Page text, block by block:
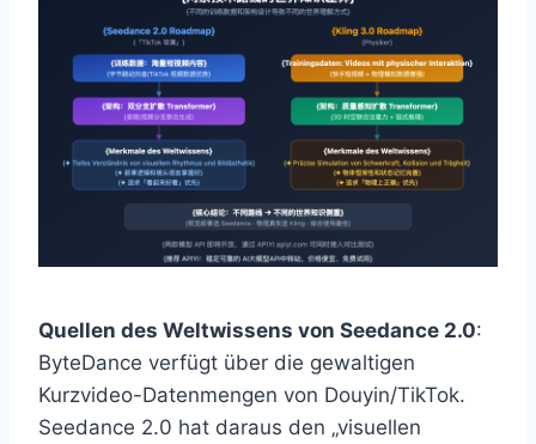
Quellen des Weltwissens von Seedance 2.0:
ByteDance verfügt über die gewaltigen
Kurzvideo-Datenmengen von Douyin/TikTok.
Seedance 2.0 hat daraus den „visuellen